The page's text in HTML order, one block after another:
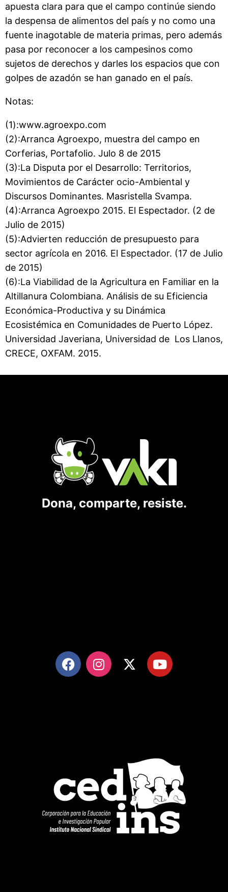
apuesta clara para que el campo continúe siendo
la despensa de alimentos del país y no como una
fuente inagotable de materia primas, pero además
pasa por reconocer a los campesinos como
sujetos de derechos y darles los espacios que con
golpes de azadón se han ganado en el país.
Notas:
(1):www.agroexpo.com
(2):Arranca Agroexpo, muestra del campo en
Corferias, Portafolio. Julo 8 de 2015
(3):La Disputa por el Desarrollo: Territorios,
Movimientos de Carácter ocio-Ambiental y
Discursos Dominantes. Masristella Svampa.
(4):Arranca Agroexpo 2015. El Espectador. (2 de
Julio de 2015)
(5):Advierten reducción de presupuesto para
sector agrícola en 2016. El Espectador. (17 de Julio
de 2015)
(6):La Viabilidad de la Agricultura en Familiar en la
Altillanura Colombiana. Análisis de su Eficiencia
Económica-Productiva y su Dinámica
Ecosistémica en Comunidades de Puerto López.
Universidad Javeriana, Universidad de Los Llanos,
CRECE, OXFAM. 2015.
Dona, comparte, resiste.